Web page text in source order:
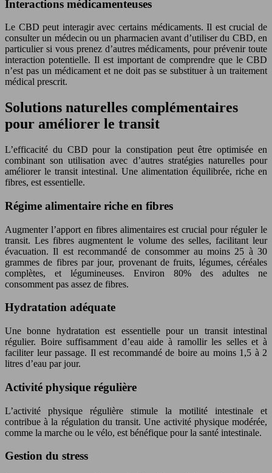
Interactions médicamenteuses
Le CBD peut interagir avec certains médicaments. Il est crucial de
consulter un médecin ou un pharmacien avant d’utiliser du CBD, en
particulier si vous prenez d’autres médicaments, pour prévenir toute
interaction potentielle. Il est important de comprendre que le CBD
n’est pas un médicament et ne doit pas se substituer à un traitement
médical prescrit.
Solutions naturelles complémentaires
pour améliorer le transit
L’efficacité du CBD pour la constipation peut être optimisée en
combinant son utilisation avec d’autres stratégies naturelles pour
améliorer le transit intestinal. Une alimentation équilibrée, riche en
fibres, est essentielle.
Régime alimentaire riche en fibres
Augmenter l’apport en fibres alimentaires est crucial pour réguler le
transit. Les fibres augmentent le volume des selles, facilitant leur
évacuation. Il est recommandé de consommer au moins 25 à 30
grammes de fibres par jour, provenant de fruits, légumes, céréales
complètes, et légumineuses. Environ 80% des adultes ne
consomment pas assez de fibres.
Hydratation adéquate
Une bonne hydratation est essentielle pour un transit intestinal
régulier. Boire suffisamment d’eau aide à ramollir les selles et à
faciliter leur passage. Il est recommandé de boire au moins 1,5 à 2
litres d’eau par jour.
Activité physique régulière
L’activité physique régulière stimule la motilité intestinale et
contribue à la régulation du transit. Une activité physique modérée,
comme la marche ou le vélo, est bénéfique pour la santé intestinale.
Gestion du stress